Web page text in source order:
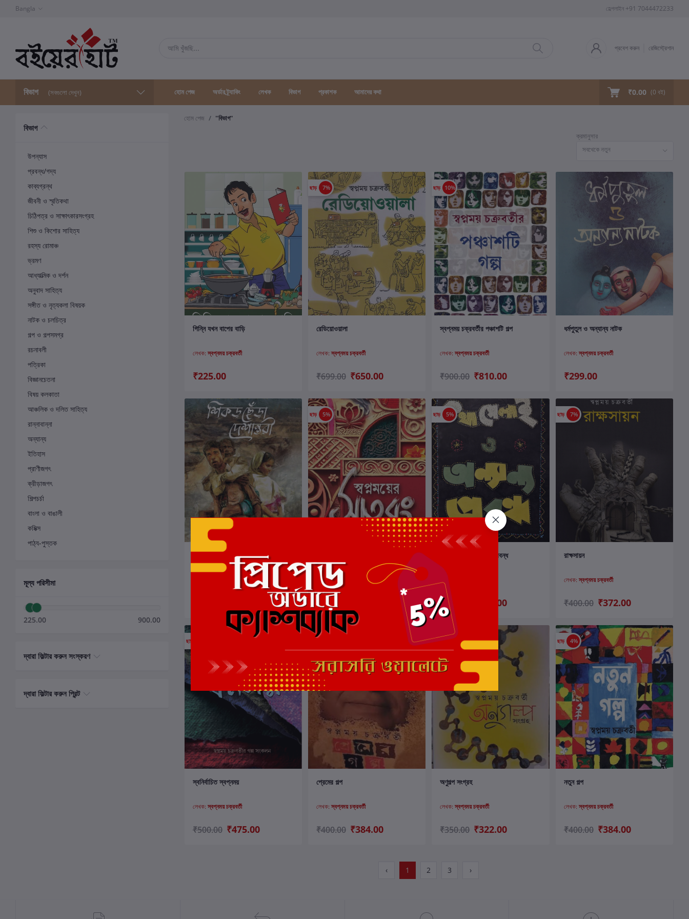
Bangla হেল্পলাইন +91 7044472233
প্রবেশ করুন রেজিস্ট্রেশান
বিভাগ (সবগুলো দেখুন) হোম পেজ অর্ডার ট্র্যাকিং লেখক বিভাগ প্রকাশক আমাদের কথা ₹0.00 (0 বই)
বিভাগ
উপন্যাস
প্রবন্ধ/গদ্য
কাব্যগ্রন্থ
জীবনী ও স্মৃতিকথা
চিঠিপত্র ও সাক্ষাৎকারসংগ্রহ
শিশু ও কিশোর সাহিত্য
রহস্য রোমাঞ্চ
ভ্রমণ
আধ্যাত্মিক ও দর্শন
অনুবাদ সাহিত্য
সঙ্গীত ও নৃত্যকলা বিষয়ক
নাটক ও চলচিত্র
গল্প ও গল্পসমগ্র
রচনাবলী
পত্রিকা
বিজ্ঞানচেতনা
বিষয় কলকাতা
আঞ্চলিক ও দলিত সাহিত্য
রান্নাবান্না
অন্যান্য
ইতিহাস
প্রাণীজগৎ
ক্রীড়াজগৎ
শিল্পচর্চা
বাংলা ও বাঙালী
কমিক্স
পাঠ্য-পুস্তক
মূল্য পরিসীমা
225.00 900.00
দ্বারা ফিল্টার করুন সংস্করণ
দ্বারা ফিল্টার করুন প্রিন্ট
হোম পেজ
"বিভাগ"
ক্রমানুসার
সবথেকে নতুন
কার্টে যোগ করুন
গিন্নি যখন বাপের বাড়ি
লেখক: স্বপ্নময় চক্রবর্তী
₹225.00
ছাড় 7%
রেডিয়োওয়ালা
লেখক: স্বপ্নময় চক্রবর্তী
₹699.00 ₹650.00
ছাড় 10%
কার্টে যোগ করুন
স্বপ্নময় চক্রবর্তীর পঞ্চাশটি গল্প
লেখক:স্বপ্নময় চক্রবর্তী
₹900.00 ₹810.00
কার্টে যোগ করুন
ধর্মপুতুল ও অন্যান্য নাটক
লেখক: স্বপ্নময় চক্রবর্তী
₹299.00
শিকড় ছেঁড়া দেশান্তরী
ছাড় 5%
লেখক:স্বপ্নময় চক্রবর্তী
₹400.00
ছাড় 5%
কার্টে যোগ করুন
কথাসেলাই ও অন্যান্য প্রবন্ধ
লেখক:
₹550.00 ₹520.00
ছাড় 7%
রাক্ষসায়ন
লেখক: স্বপ্নময় চক্রবর্তী
₹400.00 ₹372.00
ছাড়
কার্টে যোগ করুন
স্বনির্বাচিত স্বপ্নময়
লেখক: স্বপ্নময় চক্রবর্তী
₹500.00 ₹475.00
ছাড়
প্রেমের গল্প
লেখক: স্বপ্নময় চক্রবর্তী
₹400.00 ₹384.00
ছাড় 8%
অণুগল্প সংগ্রহ
লেখক:স্বপ্নময় চক্রবর্তী
₹350.00 ₹322.00
ছাড় 4%
নতুন গল্প
লেখক: স্বপ্নময় চক্রবর্তী
₹400.00 ₹384.00
‹ 1 2 3 ›